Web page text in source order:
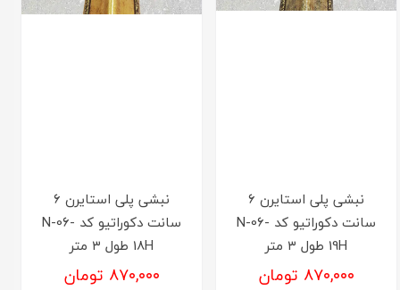
نبشی پلی استایرن 6
سانت دکوراتیو کد N-06-
19H طول ۳ متر
۸۷۰,۰۰۰ تومان
نبشی پلی استایرن 6
سانت دکوراتیو کد N-06-
18H طول ۳ متر
۸۷۰,۰۰۰ تومان